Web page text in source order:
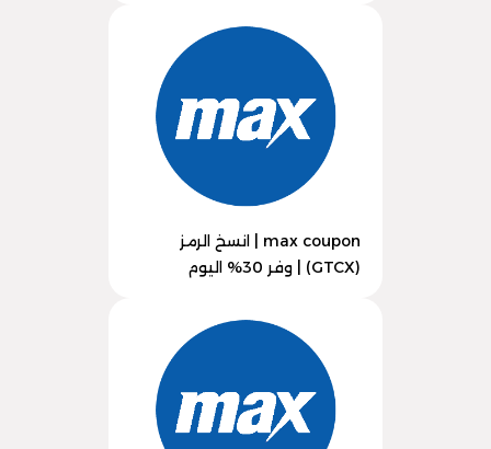
max coupon | انسخ الرمز
(GTCX) | وفر 30% اليوم